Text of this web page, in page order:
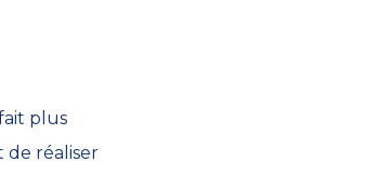
plus
de réaliser